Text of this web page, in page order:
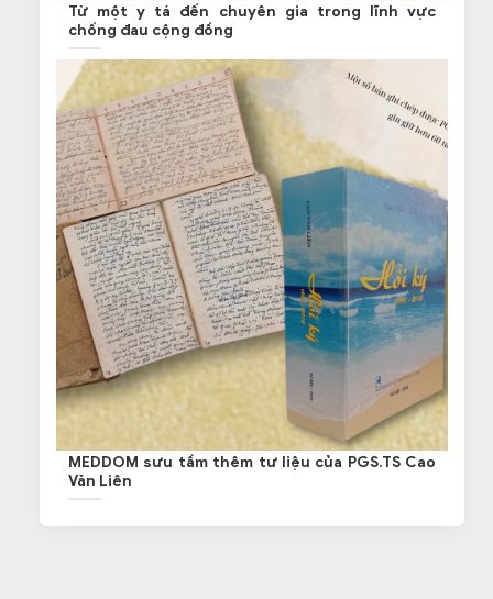
Từ một y tá đến chuyên gia trong lĩnh vực
chống đau cộng đồng
MEDDOM sưu tầm thêm tư liệu của PGS.TS Cao
Văn Liên